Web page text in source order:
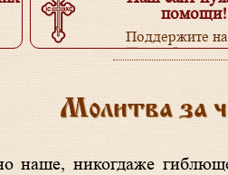
помощи!
Поддержите
Подробнее...
Молитва за